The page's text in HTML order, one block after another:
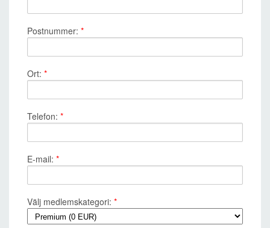
Postnummer: *
Ort: *
Telefon: *
E-mail: *
Välj medlemskategori: *